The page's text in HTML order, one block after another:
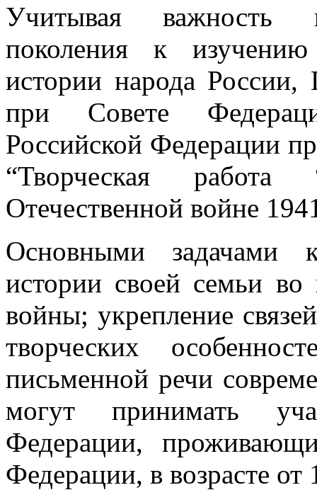
Учитывая важность
поколения к
истории народа России,
при Совете
Российской Федерации
“Творческая
Отечественной войне
Основными задачами
истории своей семьи во
войны; укрепление
творческих
письменной речи
могут принимать
Федерации,
Федерации, в возрасте